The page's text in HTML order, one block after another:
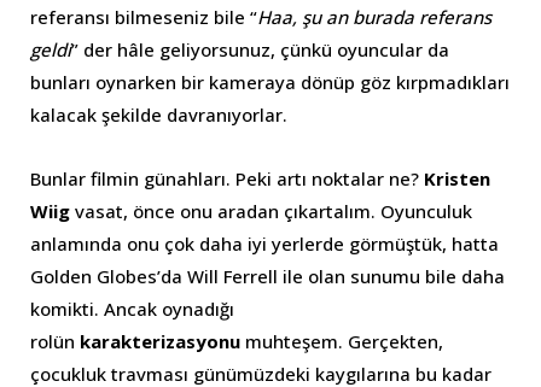
referansı bilmeseniz bile “Haa, şu an burada referans
geldi” der hâle geliyorsunuz, çünkü oyuncular da
bunları oynarken bir kameraya dönüp göz kırpmadıkları
kalacak şekilde davranıyorlar.
Bunlar filmin günahları. Peki artı noktalar ne? Kristen
Wiig vasat, önce onu aradan çıkartalım. Oyunculuk
anlamında onu çok daha iyi yerlerde görmüştük, hatta
Golden Globes’da Will Ferrell ile olan sunumu bile daha
komikti. Ancak oynadığı
rolün karakterizasyonu muhteşem. Gerçekten,
çocukluk travması günümüzdeki kaygılarına bu kadar